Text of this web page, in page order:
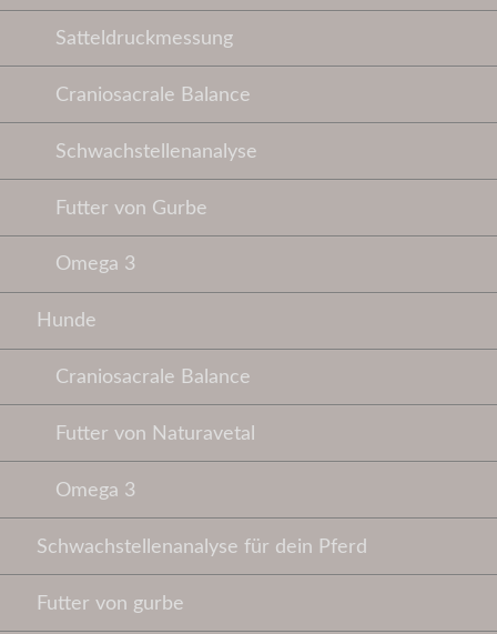
Satteldruckmessung
Craniosacrale Balance
Schwachstellenanalyse
Futter von Gurbe
Omega 3
Hunde
Craniosacrale Balance
Futter von Naturavetal
Omega 3
Schwachstellenanalyse für dein Pferd
Futter von gurbe